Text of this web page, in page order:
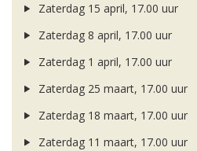
Zaterdag 15 april, 17.00 uur
Zaterdag 8 april, 17.00 uur
Zaterdag 1 april, 17.00 uur
Zaterdag 25 maart, 17.00 uur
Zaterdag 18 maart, 17.00 uur
Zaterdag 11 maart, 17.00 uur